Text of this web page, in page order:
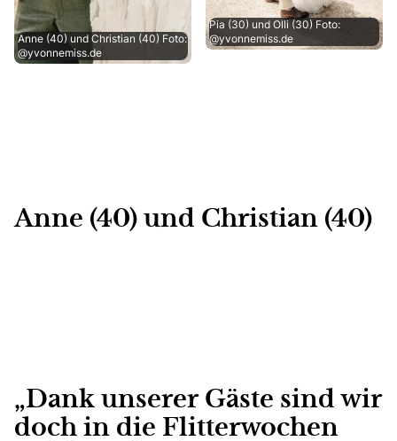
Anne (40) und Christian (40) Foto:
@yvonnemiss.de
Pia (30) und Olli (30) Foto:
@yvonnemiss.de
Anne (40) und Christian (40)
„Dank unserer Gäste sind wir
doch in die Flitterwochen